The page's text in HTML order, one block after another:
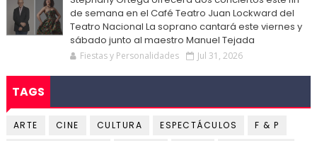
de semana en el Café Teatro Juan Lockward del
Teatro Nacional La soprano cantará este viernes y
sábado junto al maestro Manuel Tejada
Fiestas y Personalidades Jul 31, 2026
TAGS
ARTE CINE CULTURA ESPECTÁCULOS
F & P